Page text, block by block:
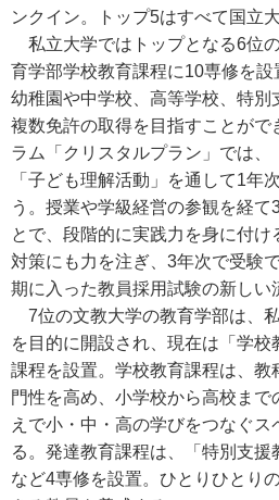
ンクイン。トップ5はすべて国立
私立大学ではトップとなる6位
育学部学校教育課程に10専修を設
幼稚園や中学校、高等学校、特別
複数免許の取得を目指すことがで
ラム「クリスタルプラン」では、
「子ども理解活動」を通して1年
う。授業や学級経営の参観を経て
とで、段階的に実践力を身に付
対策にも力を注ぎ、3年次で受験
期に入った教員採用試験の新しい
7位の文教大学の教育学部は、
を目的に開設され、現在は「学
課程を設置。学校教育課程は、
門性を高め、小学校から高校まで
えで小・中・高の学びをつなぐス
る。発達教育課程は、「特別支援
など4専修を設置。ひとりひとり